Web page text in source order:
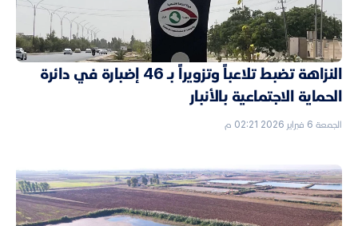
النزاهة تضبط تلاعباً وتزويراً بـ 46 إضبارة في دائرة
الحماية الاجتماعية بالأنبار
الجمعة 6 فبراير 2026 02:21 م